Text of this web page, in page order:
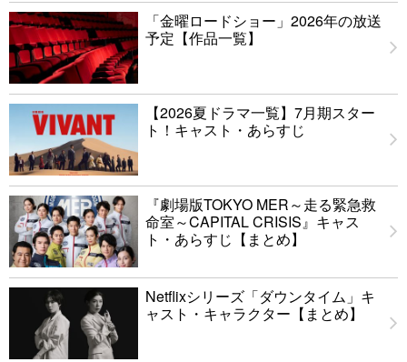
「金曜ロードショー」2026年の放送
予定【作品一覧】
【2026夏ドラマ一覧】7月期スター
ト！キャスト・あらすじ
『劇場版TOKYO MER～走る緊急救
命室～CAPITAL CRISIS』キャス
ト・あらすじ【まとめ】
Netflixシリーズ「ダウンタイム」キ
ャスト・キャラクター【まとめ】